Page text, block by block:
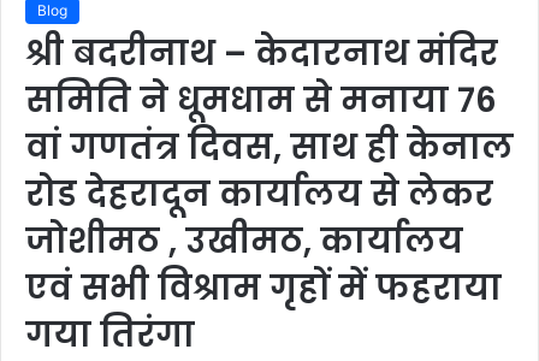
Blog
श्री बदरीनाथ – केदारनाथ मंदिर
समिति ने धूमधाम से मनाया 76
वां गणतंत्र दिवस, साथ ही केनाल
रोड देहरादून कार्यालय से लेकर
जोशीमठ , उखीमठ, कार्यालय
एवं सभी विश्राम गृहों में फहराया
गया तिरंगा